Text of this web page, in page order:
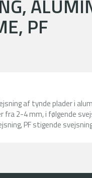
PF
af tynde plader i
2-4 mm, i følgende
PF stigende